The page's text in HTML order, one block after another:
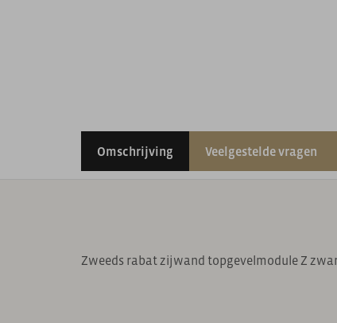
Omschrijving Veelgestelde vragen
Zweeds rabat zijwand topgevelmodule Z